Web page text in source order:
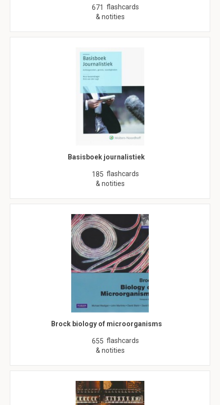
671 flashcards
& notities
Basisboek journalistiek
185 flashcards
& notities
Brock biology of microorganisms
655 flashcards
& notities